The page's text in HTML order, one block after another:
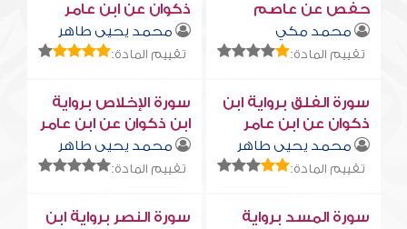
حفص عن عاصم
محمد مكي
تقييم المادة:
ذكوان عن ابن عامر
محمد يحيى طاهر
تقييم المادة:
سورة الفلق برواية ابن
ذكوان عن ابن عامر
محمد يحيى طاهر
تقييم المادة:
سورة الإخلاص برواية
ابن ذكوان عن ابن عامر
محمد يحيى طاهر
تقييم المادة:
سورة المسد برواية
سورة النصر برواية ابن